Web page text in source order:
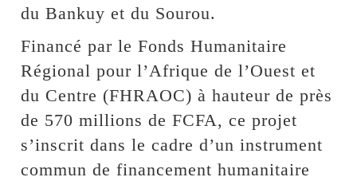
du Bankuy et du Sourou.
Financé par le Fonds Humanitaire
Régional pour l’Afrique de l’Ouest et
du Centre (FHRAOC) à hauteur de près
de 570 millions de FCFA, ce projet
s’inscrit dans le cadre d’un instrument
commun de financement humanitaire